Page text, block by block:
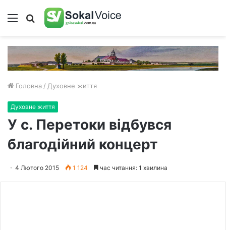
Меню Пошук
Головна / Духовне життя
Духовне життя
У с. Перетоки відбувся
благодійний концерт
4 Лютого 2015 1 124 час читання: 1 хвилина